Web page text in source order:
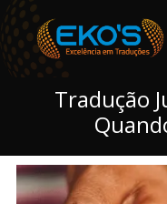
Tradução